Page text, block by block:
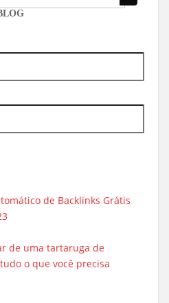
de Backlinks Grátis
de uma tartaruga de
o que você precisa